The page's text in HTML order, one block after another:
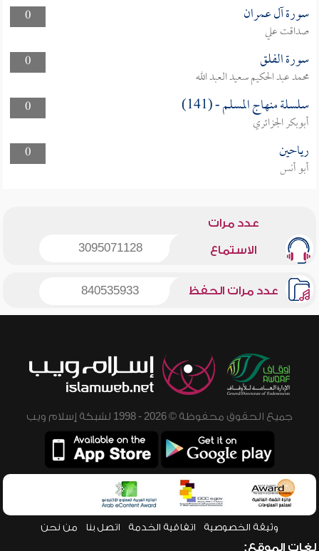
0
سورة آل عمران
صداقت علي
0
سورة الفلق
محمد عبد الحكيم سعيد العبد الله
0
سلسلة منهاج المسلم - (141)
أبوبكر الجزائري
0
رياحين
أبو أنس
عدد مرات
الاستماع 3095071128
عدد مرات الحفظ 840535933
جميع الحقوق محفوظة © 2026 - 1998 لشبكة إسلام ويب
وثيقة الخصوصية اتفاقية الخدمة اتصل بنا من نحن
لغات الموقع: